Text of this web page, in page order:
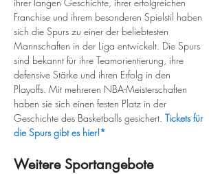
Franchise und ihrem besonderen Spielstil haben
sich die Spurs zu einer der beliebtesten
Mannschaften in der Liga entwickelt. Die Spurs
sind bekannt für ihre Teamorientierung, ihre
defensive Stärke und ihren Erfolg in den
Playoffs. Mit mehreren NBA-Meisterschaften
haben sie sich einen festen Platz in der
Geschichte des Basketballs gesichert. Tickets für
die Spurs gibt es hier!*
Weitere Sportangebote